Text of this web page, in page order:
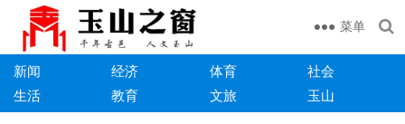
菜单
新闻 经济 体育
社会
生活
教育 文旅 玉山